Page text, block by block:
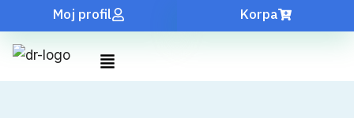
Moj profil Korpa